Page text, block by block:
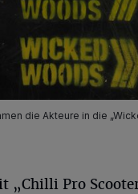
die Akteure in die
„Chilli Pro